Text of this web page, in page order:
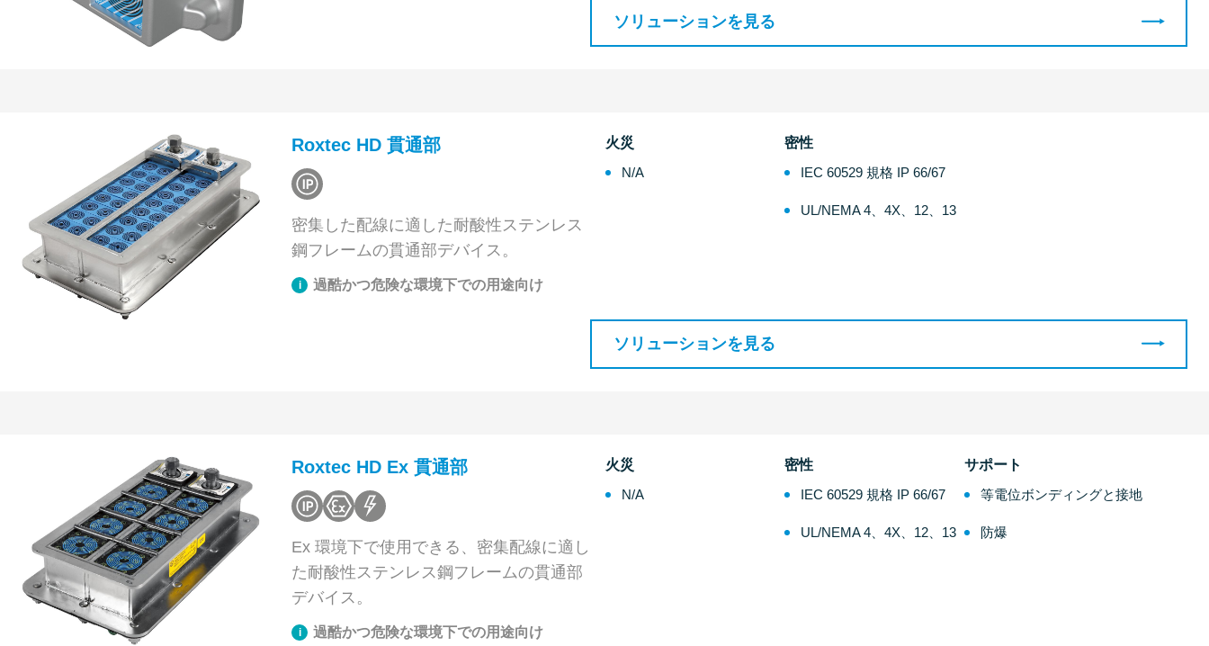
ソリューションを見る
Roxtec HD 貫通部
密集した配線に適した耐酸性ステンレス
鋼フレームの貫通部デバイス。
過酷かつ危険な環境下での用途向け
火災
N/A
密性
IEC 60529 規格 IP 66/67
UL/NEMA 4、4X、12、13
ソリューションを見る
Roxtec HD Ex 貫通部
Ex 環境下で使用できる、密集配線に適し
た耐酸性ステンレス鋼フレームの貫通部
デバイス。
過酷かつ危険な環境下での用途向け
火災
N/A
密性
IEC 60529 規格 IP 66/67
UL/NEMA 4、4X、12、13
サポート
等電位ボンディングと接地
防爆